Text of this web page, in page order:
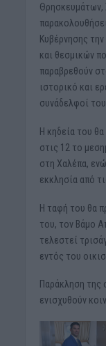
Θρησκευμάτων,
Κυβέρνησης
και θεσμικών
παραβρεθούν
ιστορικό και
συνάδελφοί
Η κηδεία του
στις 12 το
στη Χαλέπα,
εκκλησία από
Η ταφή του θα
του, τον Βάμο
τελεστεί
εντός του
Παράκληση της
ενισχυθούν